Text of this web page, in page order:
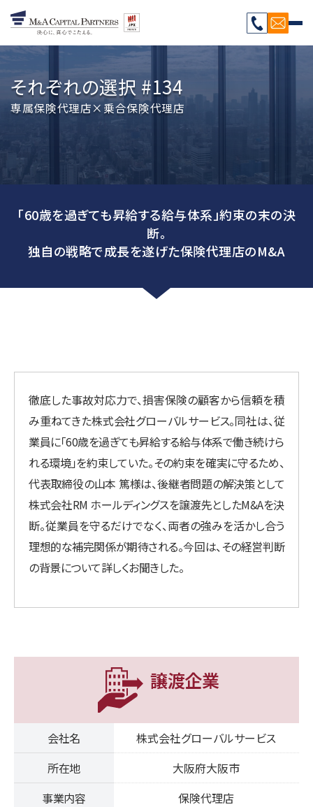
それぞれの選択 #134
専属保険代理店×乗合保険代理店
「60歳を過ぎても昇給する給与体系」約束の末の決
断。
独自の戦略で成長を遂げた保険代理店のM&A
徹底した事故対応力で、損害保険の顧客から信頼を積
み重ねてきた株式会社グローバルサービス。同社は、従
業員に「60歳を過ぎても昇給する給与体系で働き続けら
れる環境」を約束していた。その約束を確実に守るため、
代表取締役の山本 篤様は、後継者問題の解決策として
株式会社RM ホールディングスを譲渡先としたM&Aを決
断。従業員を守るだけでなく、両者の強みを活かし合う
理想的な補完関係が期待される。今回は、その経営判断
の背景について詳しくお聞きした。
譲渡企業
会社名
株式会社グローバルサービス
所在地
大阪府大阪市
事業内容
保険代理店